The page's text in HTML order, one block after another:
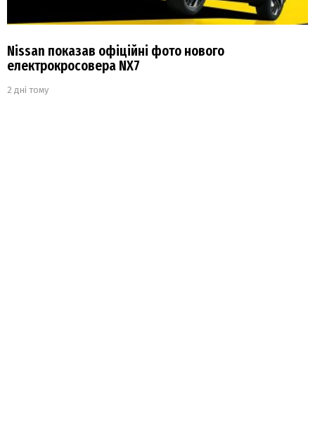
Nissan показав офіційні фото нового
електрокросовера NX7
2 дні тому